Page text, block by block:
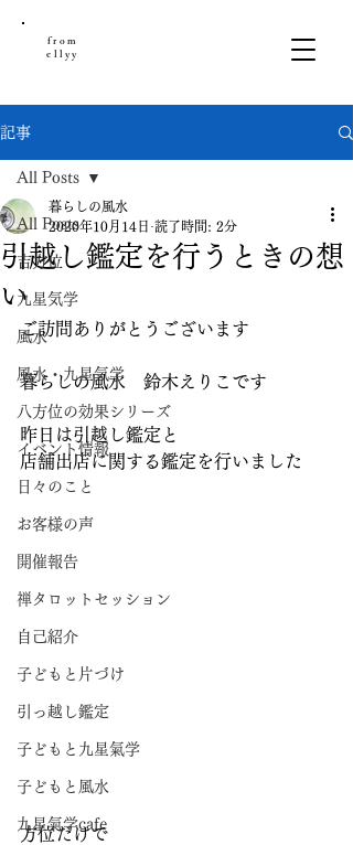
from
ellyy
記事
All Posts
吉方位
九星気学
風水
風水・九星気学
八方位の効果シリーズ
イベント情報
日々のこと
お客様の声
開催報告
禅タロットセッション
自己紹介
子どもと片づけ
引っ越し鑑定
子どもと九星氣学
子どもと風水
九星氣学cafe
All Posts
引越し鑑定を行うときの想
い
暮らしの風水
2020年10月14日 読了時間: 2分
ご訪問ありがとうございます
暮らしの風水　鈴木えりこです
昨日は引越し鑑定と
店舗出店に関する鑑定を行いました
方位だけで